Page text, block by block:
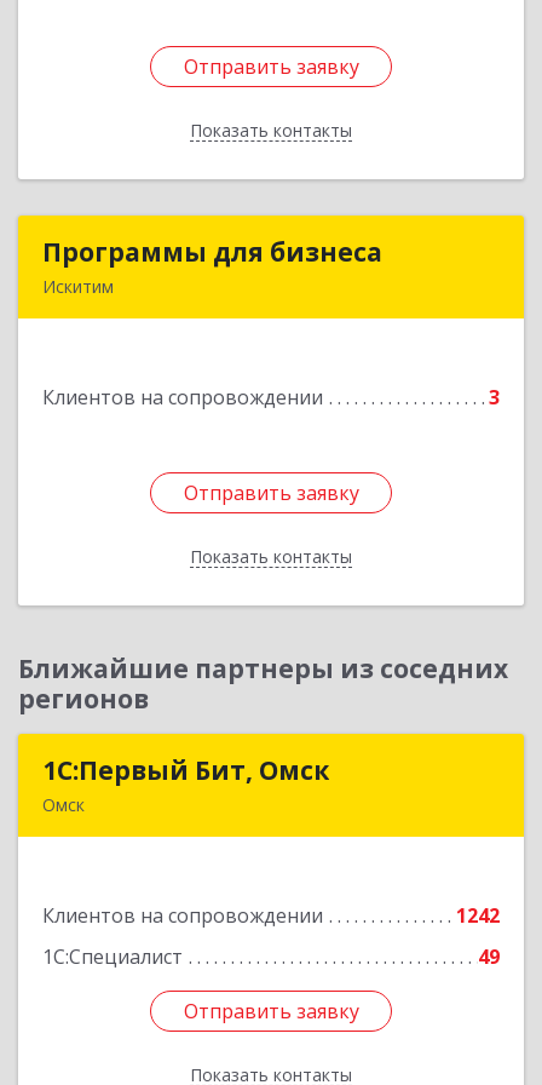
Отправить заявку
Показать контакты
Отправить заявку
Назад
Программы для бизнеса
Искитим
Клиентов на сопровождении 3
Отправить заявку
Показать контакты
Программы для бизнеса
Отправить заявку
Назад
Ближайшие партнеры из соседних
регионов
1С:Первый Бит, Омск
Омск
Клиентов на сопровождении
1242
1С:Специалист
49
Отправить заявку
Показать контакты
1С:Первый Бит, Омск
Подробнее
Отправить заявку
Назад